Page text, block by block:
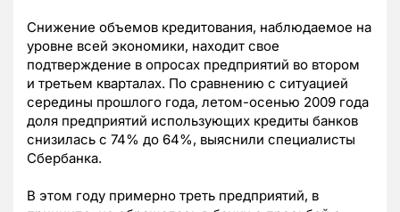
Снижение объемов кредитования, наблюдаемое на
уровне всей экономики, находит свое
подтверждение в опросах предприятий во втором
и третьем кварталах. По сравнению с ситуацией
середины прошлого года, летом-осенью 2009 года
доля предприятий использующих кредиты банков
снизилась с 74% до 64%, выяснили специалисты
Сбербанка.
В этом году примерно треть предприятий, в